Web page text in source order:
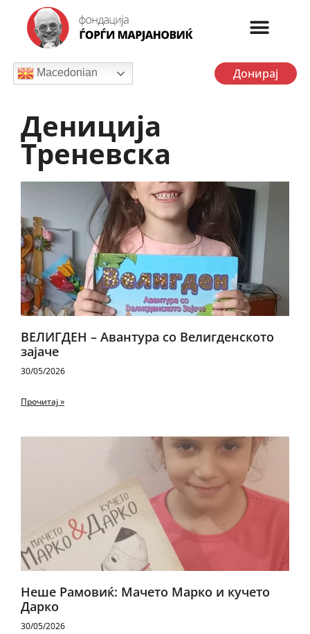
Macedonian Донирај
Дениција
Треневска
ВЕЛИГДЕН – Авантура со Велигденското
зајаче
30/05/2026
Прочитај »
Неше Рамовиќ: Мачето Марко и кучето
Дарко
30/05/2026